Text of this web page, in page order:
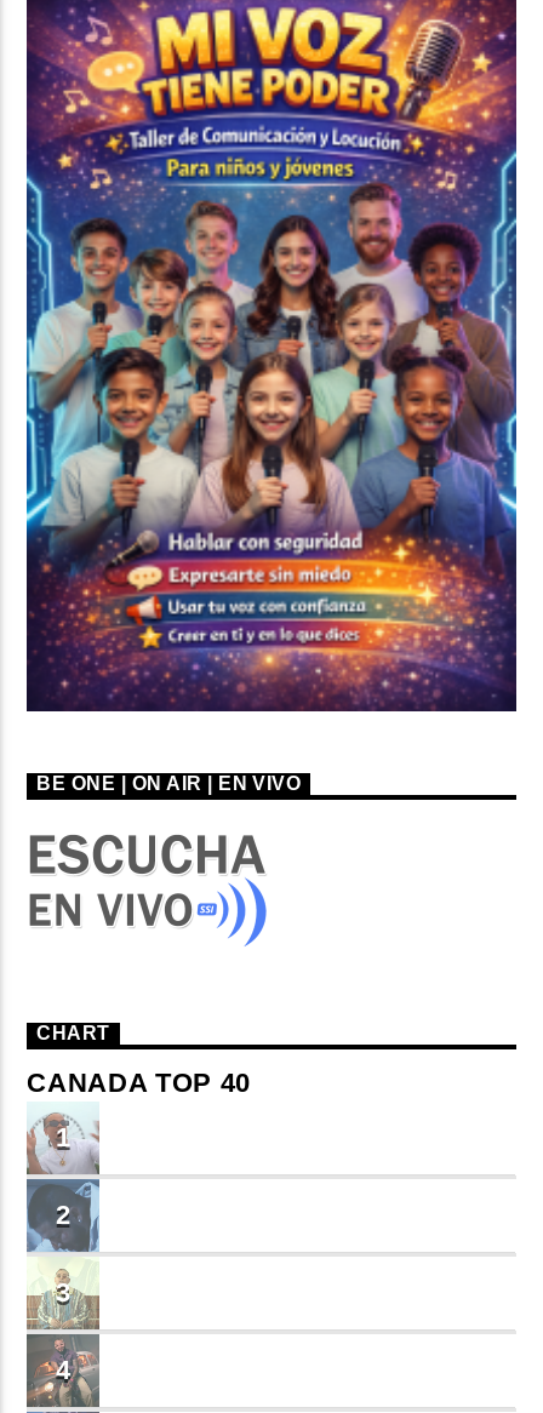
BE ONE | ON AIR | EN VIVO
CHART
CANADA TOP 40
1
2
3
4